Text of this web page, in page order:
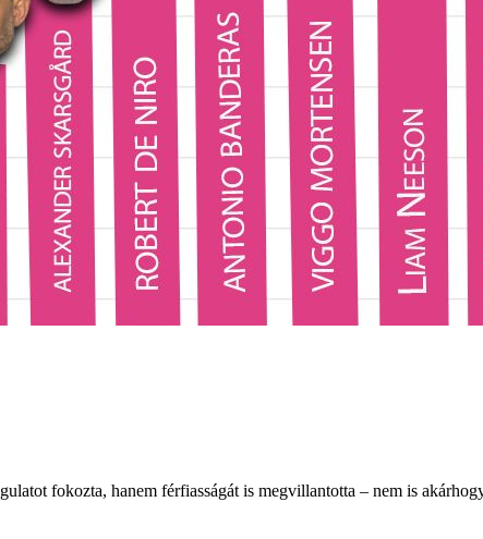
fokozta, hanem férfiasságát is megvillantotta – nem is